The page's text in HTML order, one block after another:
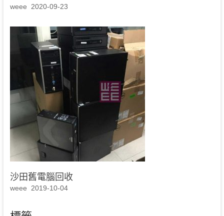
weee 2020-09-23
沙田舊電腦回收
weee 2019-10-04